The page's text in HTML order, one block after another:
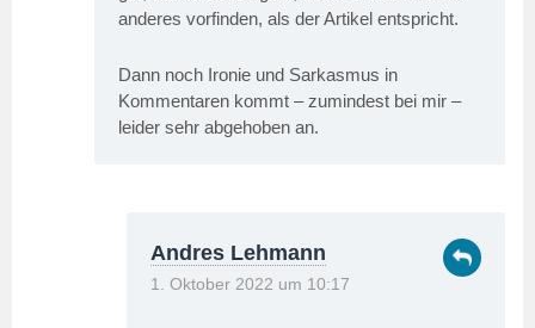
anderes vorfinden, als der Artikel entspricht.
Dann noch Ironie und Sarkasmus in
Kommentaren kommt – zumindest bei mir –
leider sehr abgehoben an.
Andres Lehmann
1. Oktober 2022 um 10:17